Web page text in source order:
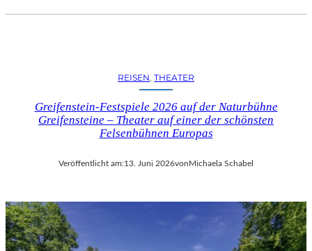
REISEN, THEATER
Greifenstein-Festspiele 2026 auf der Naturbühne
Greifensteine – Theater auf einer der schönsten
Felsenbühnen Europas
Veröffentlicht am:13. Juni 2026von Michaela Schabel